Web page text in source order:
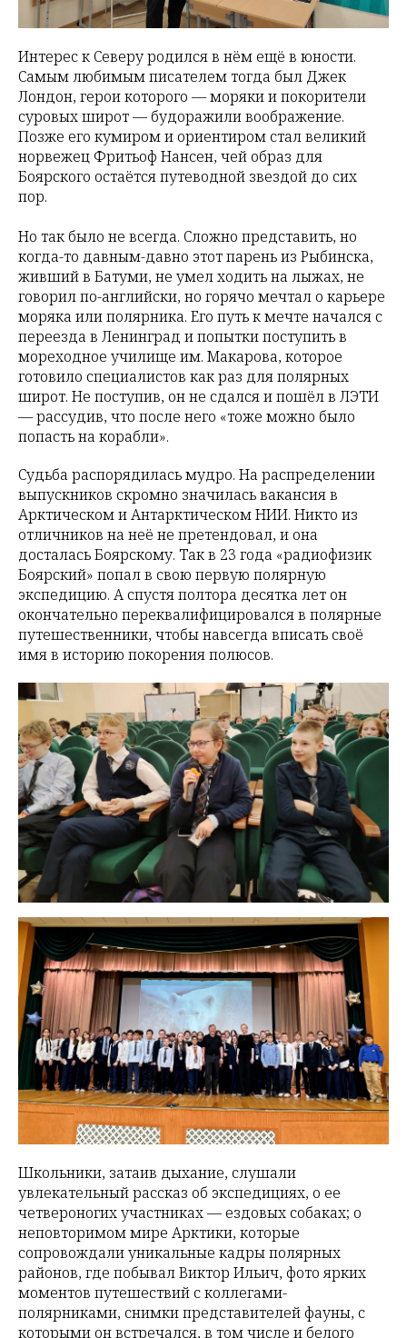
Интерес к Северу родился в нём ещё в юности.
Самым любимым писателем тогда был Джек
Лондон, герои которого — моряки и покорители
суровых широт — будоражили воображение.
Позже его кумиром и ориентиром стал великий
норвежец Фритьоф Нансен, чей образ для
Боярского остаётся путеводной звездой до сих
пор.
Но так было не всегда. Сложно представить, но
когда-то давным-давно этот парень из Рыбинска,
живший в Батуми, не умел ходить на лыжах, не
говорил по-английски, но горячо мечтал о карьере
моряка или полярника. Его путь к мечте начался с
переезда в Ленинград и попытки поступить в
мореходное училище им. Макарова, которое
готовило специалистов как раз для полярных
широт. Не поступив, он не сдался и пошёл в ЛЭТИ
— рассудив, что после него «тоже можно было
попасть на корабли».
Судьба распорядилась мудро. На распределении
выпускников скромно значилась вакансия в
Арктическом и Антарктическом НИИ. Никто из
отличников на неё не претендовал, и она
досталась Боярскому. Так в 23 года «радиофизик
Боярский» попал в свою первую полярную
экспедицию. А спустя полтора десятка лет он
окончательно переквалифицировался в полярные
путешественники, чтобы навсегда вписать своё
имя в историю покорения полюсов.
Школьники, затаив дыхание, слушали
увлекательный рассказ об экспедициях, о ее
четвероногих участниках — ездовых собаках; о
неповторимом мире Арктики, которые
сопровождали уникальные кадры полярных
районов, где побывал Виктор Ильич, фото ярких
моментов путешествий с коллегами-
полярниками, снимки представителей фауны, с
которыми он встречался, в том числе и белого